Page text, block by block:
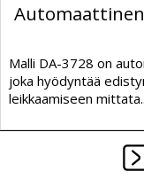
Malli DA-3728 on
joka hyödyntää
leikkaamiseen